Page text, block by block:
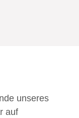
unseres
auf